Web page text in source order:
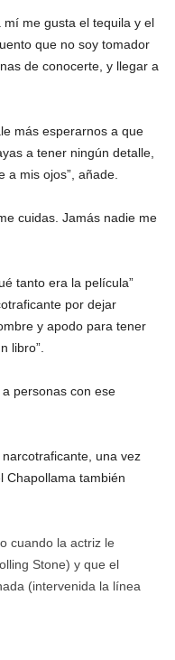
me gusta el tequila y el
que no soy tomador
de conocerte, y llegar a
más esperarnos a que
a tener ningún detalle,
mis ojos”, añade.
cuidas. Jamás nadie me
tanto era la película”
por dejar
y apodo para tener
libro”.
personas con ese
una vez
Chapollama también
cuando la actriz le
Stone) y que el
(intervenida la línea